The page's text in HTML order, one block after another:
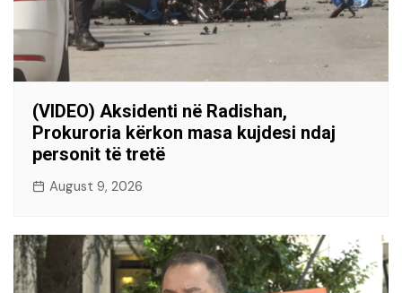
(VIDEO) Aksidenti në Radishan,
Prokuroria kërkon masa kujdesi ndaj
personit të tretë
August 9, 2026